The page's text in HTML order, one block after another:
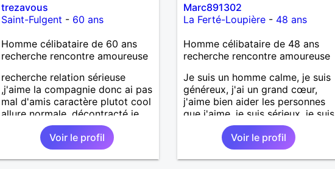
trezavous
Saint-Fulgent - 60 ans
Homme célibataire de 60 ans
recherche rencontre amoureuse
recherche relation sérieuse
,j'aime la compagnie donc ai pas
mal d'amis caractère plutot cool
allure normale ,décontracté je
voudrais rencontrer une
personne aimant la nature
,bricolage ,quelqu'un de simple
et naturel à vos claviers
Voir le profil
Marc891302
La Ferté-Loupière- 48 ans
Homme célibataire de 48 ans
recherche rencontre amoureuse
Je suis un homme calme, je suis
généreux, j'ai un grand cœur,
j'aime bien aider les personnes
que j'aime, je suis sérieux, je suis
sincère, je suis honnête, j'aime
pas qu'on joue avec moi et
j'aime pas les mensonges. Je
cherche une relation amoureuse
Voir le profil